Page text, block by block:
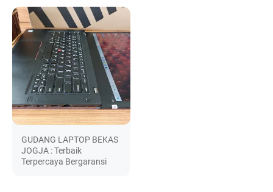
GUDANG LAPTOP BEKAS
JOGJA : Terbaik
Terpercaya Bergaransi